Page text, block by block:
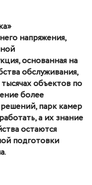
напряжения,
основанная на
обслуживания,
объектов по
более
парк камер
а их знание
остаются
подготовки